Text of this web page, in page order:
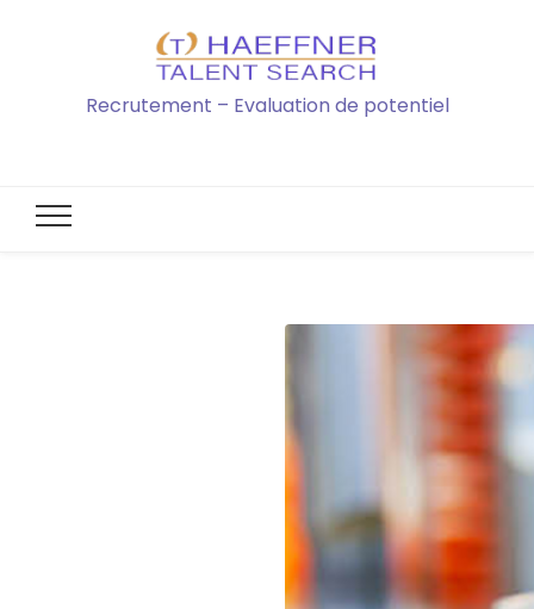
Recrutement – Evaluation de potentiel